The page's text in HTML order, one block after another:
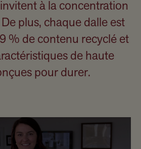
à la concentration
plus, chaque dalle est
% de contenu recyclé et
de haute
pour durer.